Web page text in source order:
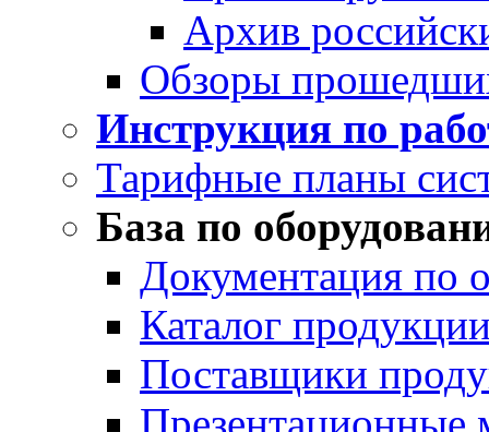
Архив
Обзоры
Инструкция по
Тарифные планы
База по
Документация по
Каталог
Поставщики
Презентационные